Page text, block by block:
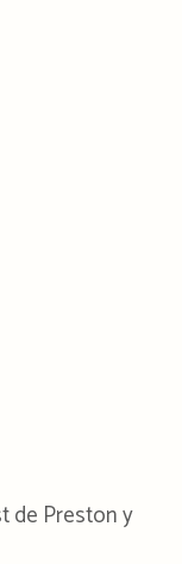
de Preston y